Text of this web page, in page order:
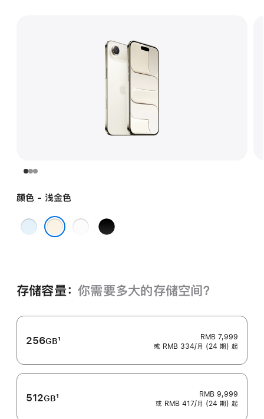
颜色 - 浅金色
天
云
深
存储容量： 你需要多大的存储空⁠间？
256GB
注
1
RMB 7,999
或 RMB 334/月 (24 期) 起
512GB1
RMB 9,999
或 RMB 417/月 (24 期) 起